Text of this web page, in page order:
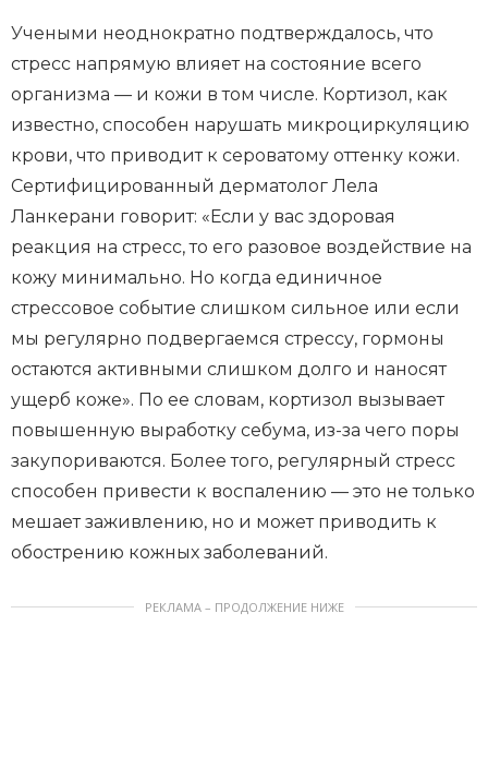
Учеными неоднократно подтверждалось, что
стресс напрямую влияет на состояние всего
организма — и кожи в том числе. Кортизол, как
известно, способен нарушать микроциркуляцию
крови, что приводит к сероватому оттенку кожи.
Сертифицированный дерматолог Лела
Ланкерани говорит: «Если у вас здоровая
реакция на стресс, то его разовое воздействие на
кожу минимально. Но когда единичное
стрессовое событие слишком сильное или если
мы регулярно подвергаемся стрессу, гормоны
остаются активными слишком долго и наносят
ущерб коже». По ее словам, кортизол вызывает
повышенную выработку себума, из-за чего поры
закупориваются. Более того, регулярный стресс
способен привести к воспалению — это не только
мешает заживлению, но и может приводить к
обострению кожных заболеваний.
РЕКЛАМА – ПРОДОЛЖЕНИЕ НИЖЕ